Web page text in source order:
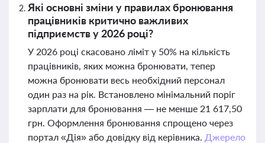
Які основні зміни у правилах бронювання
працівників критично важливих
підприємств у 2026 році?
У 2026 році скасовано ліміт у 50% на кількість
працівників, яких можна бронювати, тепер
можна бронювати весь необхідний персонал
один раз на рік. Встановлено мінімальний поріг
зарплати для бронювання — не менше 21 617,50
грн. Оформлення бронювання спрощено через
портал «Дія» або довідку від керівника. Джерело